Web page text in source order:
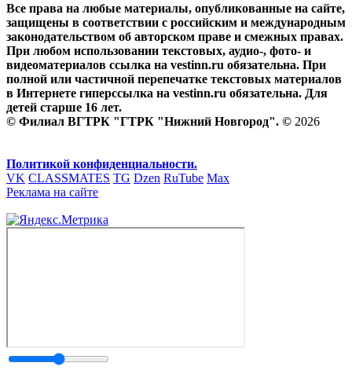
Все права на любые материалы, опубликованные на сайте,
защищены в соответствии с российским и международным
законодательством об авторском праве и смежных правах.
При любом использовании текстовых, аудио-, фото- и
видеоматериалов ссылка на vestinn.ru обязательна. При
полной или частичной перепечатке текстовых материалов
в Интернете гиперссылка на vestinn.ru обязательна. Для
детей старше 16 лет.
© Филиал ВГТРК "ГТРК "Нижний Новгород". © 2026
Политикой конфиденциальности.
VK CLASSMATES TG Dzen RuTube Max
Реклама на сайте